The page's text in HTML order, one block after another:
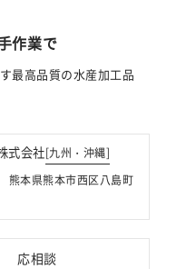
作業で
最高品質の水産加工品
式会社[九州・沖縄]
本県熊本市西区八島町
応相談